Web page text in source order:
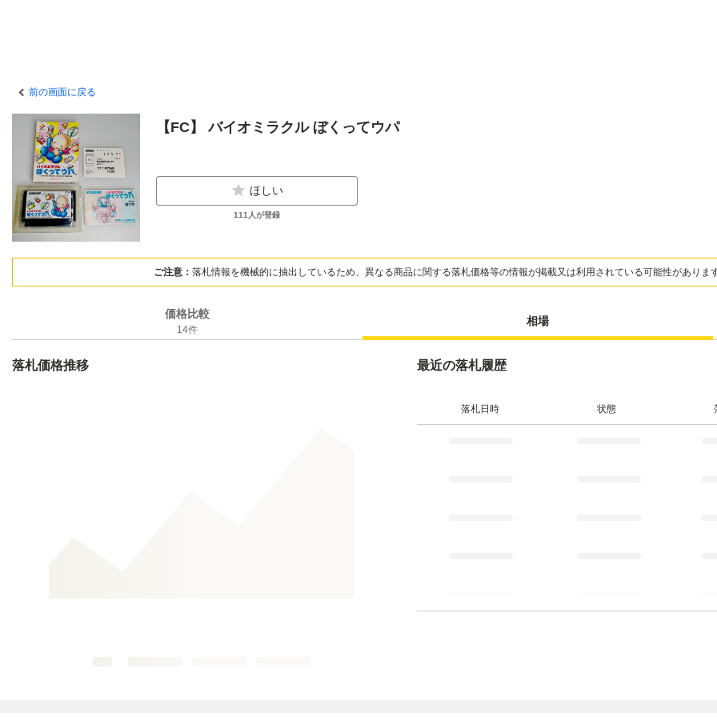
前の画面に戻る
【FC】 バイオミラクル ぼくってウパ
ほしい
111 人が登録
ご注意： 落札情報を機械的に抽出しているため、異なる商品に関する落札価格等の情報が掲載又は利用されている可能性がありま
価格比較
14件
相場
落札価格推移 最近の落札履歴
落札日時 状態